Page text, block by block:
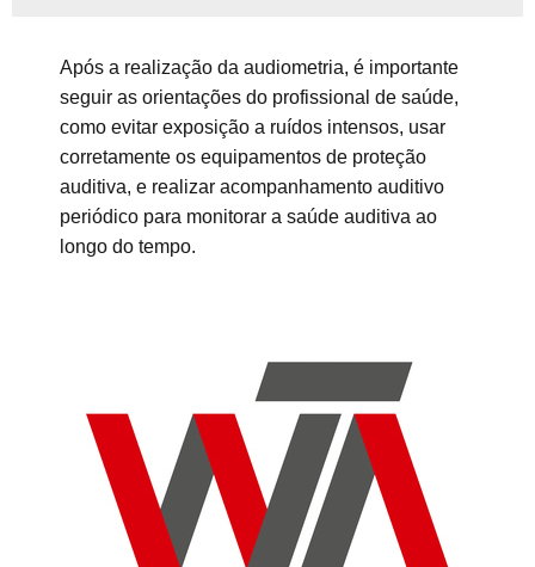
Após a realização da audiometria, é importante
seguir as orientações do profissional de saúde,
como evitar exposição a ruídos intensos, usar
corretamente os equipamentos de proteção
auditiva, e realizar acompanhamento auditivo
periódico para monitorar a saúde auditiva ao
longo do tempo.